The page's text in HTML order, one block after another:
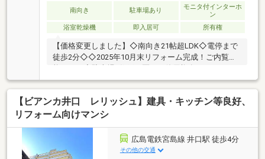
南向き 駐車場あり
モニタ付インターホ
ン
浴室乾燥機
即入居可 所有権
【価格変更しました】◇南向き21帖超LDK◇電停まで
徒歩2分◇◇2025年10月末リフォーム完成！ご内覧可
能です！◇駐車場1住戸１区画の使用権有（6000～
7000円/月）■平日・土日・祝日問わず当日のご見学も
可能です■住宅ローン相談会も好評実施中 お客様そ
れぞれに最適な資金プランをご提案致します■ご縁を
大切に！担当者が一貫して全力でサポート致します■
2882（通話料無料）■電話（082）292-6633■ご質問や
ご相談等、何なりとお申し付け下さい♪
【ビアンカ井口 レリッシュ】建具・キッチン等良好、
リフォーム向けマンシ
広島電鉄宮島線 井口駅 徒歩4分
その他の交通